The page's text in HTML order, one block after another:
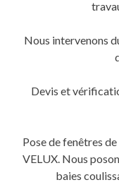
une
Nous intervenons
Devis et
Pose de fenêtres
VELUX. Nous
baies